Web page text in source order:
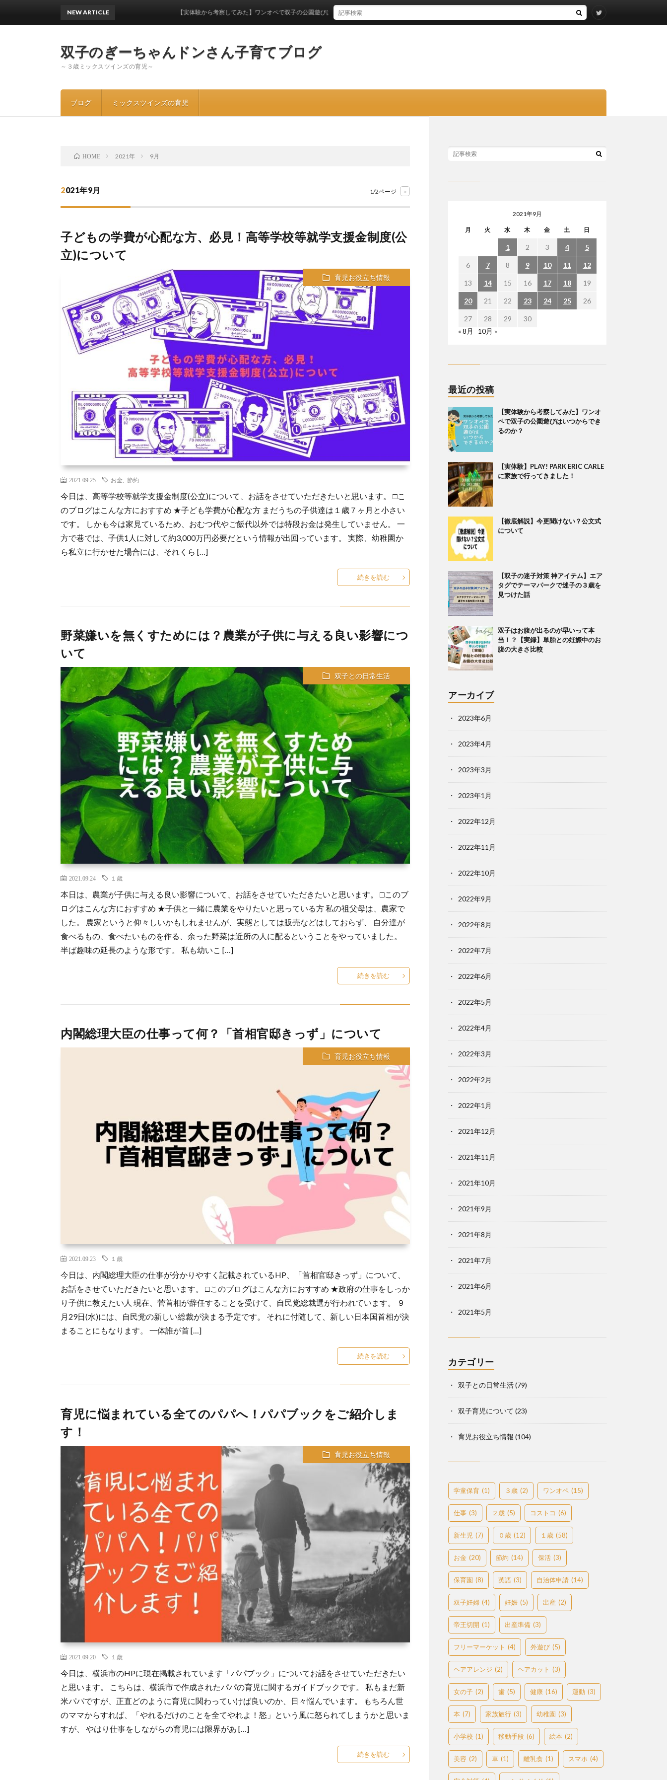
双子のぎーちゃんドンさん子育てブログ
～３歳ミックスツインズの育児～
ブログ ミックスツインズの育児
NEW ARTICLE 【実体験から考察してみた】ワンオペで双子の公園遊びはいつからできるのか？
HOME 2021年 9月
2021年9月 1/2ページ >
子どもの学費が心配な方、必見！高等学校等就学支援金制度(公
立)について
育児お役立ち情報
2021.09.25 お金 節約
今日は、高等学校等就学支援金制度(公立)について、お話をさせていただきたいと思います。 □こ
のブログはこんな方におすすめ ★子ども学費が心配な方 まだうちの子供達は１歳７ヶ月と小さい
です。 しかも今は家見ているため、おむつ代やご飯代以外では特段お金は発生していません。 一
方で巷では、子供1人に対して約3,000万円必要だという情報が出回っています。 実際、幼稚園か
ら私立に行かせた場合には、それくら […]
続きを読む
野菜嫌いを無くすためには？農業が子供に与える良い影響につ
いて
双子との日常生活
2021.09.24 １歳
本日は、農業が子供に与える良い影響について、お話をさせていただきたいと思います。 □このブ
ログはこんな方におすすめ ★子供と一緒に農業をやりたいと思っている方 私の祖父母は、農家で
した。 農家というと仰々しいかもしれませんが、実態としては販売などはしておらず、 自分達が
食べるもの、食べたいものを作る、余った野菜は近所の人に配るということをやっていました。
半ば趣味の延長のような形です。 私も幼いこ […]
続きを読む
内閣総理大臣の仕事って何？「首相官邸きっず」について
育児お役立ち情報
2021.09.23 １歳
今日は、内閣総理大臣の仕事が分かりやすく記載されているHP、「首相官邸きっず」について、
お話をさせていただきたいと思います。 □このブログはこんな方におすすめ ★政府の仕事をしっか
り子供に教えたい人 現在、菅首相が辞任することを受けて、自民党総裁選が行われています。 ９
月29日(水)には、自民党の新しい総裁が決まる予定です。 それに付随して、新しい日本国首相が決
まることにもなります。 一体誰が首 […]
続きを読む
育児に悩まれている全てのパパへ！パパブックをご紹介しま
す！
育児お役立ち情報
2021.09.20 １歳
今日は、横浜市のHPに現在掲載されています「パパブック」についてお話をさせていただきたい
と思います。 こちらは、横浜市で作成されたパパの育児に関するガイドブックです。 私もまだ新
米パパですが、正直どのように育児に関わっていけば良いのか、日々悩んでいます。 もちろん世
のママからすれば、「やれるだけのことを全てやれよ！怒」という風に怒られてしまうかと思いま
すが、 やはり仕事をしながらの育児には限界があ […]
続きを読む
2021年9月
月 火 水 木 金 土 日
1 2 3 4 5
6 7 8 9 10 11 12
13 14 15 16 17 18 19
20 21 22 23 24 25 26
27 28 29
30
« 8月
10月 »
最近の投稿
【実体験から考察してみた】ワンオ
ペで双子の公園遊びはいつからでき
るのか？
【実体験】PLAY! PARK ERIC CARLE
に家族で行ってきました！
【徹底解説】今更聞けない？公文式
について
【双子の迷子対策 神アイテム】エア
タグでテーマパークで迷子の３歳を
見つけた話
双子はお腹が出るのが早いって本
当！？【実録】単胎との妊娠中のお
腹の大きさ比較
アーカイブ
2023年6月
2023年4月
2023年3月
2023年1月
2022年12月
2022年11月
2022年10月
2022年9月
2022年8月
2022年7月
2022年6月
2022年5月
2022年4月
2022年3月
2022年2月
2022年1月
2021年12月
2021年11月
2021年10月
2021年9月
2021年8月
2021年7月
2021年6月
2021年5月
カテゴリー
双子との日常生活(79)
双子育児について (23)
育児お役立ち情報 (104)
学童保育 (1) ３歳 (2) ワンオペ (15)
仕事 (3) ２歳 (5) コストコ (6)
新生児 (7) ０歳 (12) １歳 (58)
お金 (20) 節約 (14) 保活 (3)
保育園 (8) 英語 (3) 自治体申請 (14)
双子妊婦 (4) 妊娠 (5) 出産 (2)
帝王切開 (1) 出産準備 (3)
フリーマーケット (4) 外遊び (5)
ヘアアレンジ (2) ヘアカット (3)
女の子 (2) 歯 (5) 健康 (16) 運動 (3)
本 (7) 家族旅行 (3) 幼稚園 (3)
小学校 (1) 移動手段 (6) 絵本 (2)
美容 (2) 車 (1) 離乳食 (1) スマホ (4)